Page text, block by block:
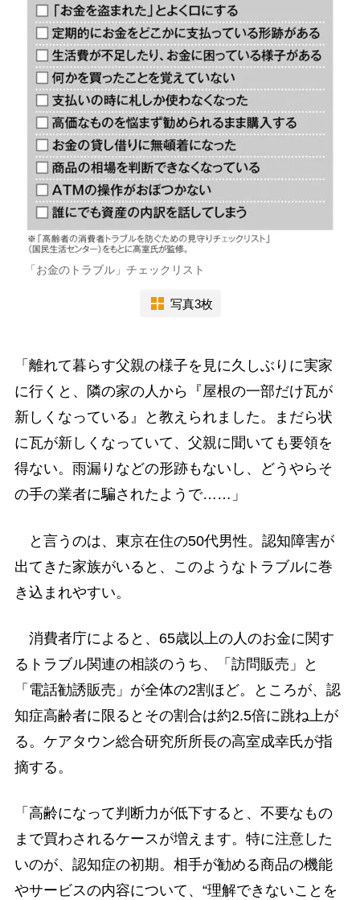
「お金のトラブル」チェックリスト
写真3枚
「離れて暮らす父親の様子を見に久しぶりに実家
に行くと、隣の家の人から『屋根の一部だけ瓦が
新しくなっている』と教えられました。まだら状
に瓦が新しくなっていて、父親に聞いても要領を
得ない。雨漏りなどの形跡もないし、どうやらそ
の手の業者に騙されたようで……」
と言うのは、東京在住の50代男性。認知障害が
出てきた家族がいると、このようなトラブルに巻
き込まれやすい。
消費者庁によると、65歳以上の人のお金に関す
るトラブル関連の相談のうち、「訪問販売」と
「電話勧誘販売」が全体の2割ほど。ところが、認
知症高齢者に限るとその割合は約2.5倍に跳ね上が
る。ケアタウン総合研究所所長の高室成幸氏が指
摘する。
「高齢になって判断力が低下すると、不要なもの
まで買わされるケースが増えます。特に注意した
いのが、認知症の初期。相手が勧める商品の機能
やサービスの内容について、“理解できないことを